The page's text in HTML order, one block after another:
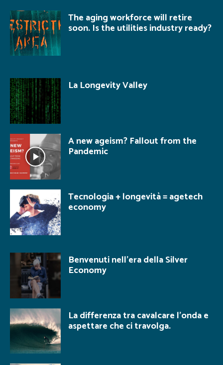
The aging workforce will retire
soon. Is the utilities industry ready?
La Longevity Valley
A new ageism? Fallout from the
Pandemic
Tecnologia + longevità = agetech
economy
Benvenuti nell’era della Silver
Economy
La differenza tra cavalcare l’onda e
aspettare che ci travolga.